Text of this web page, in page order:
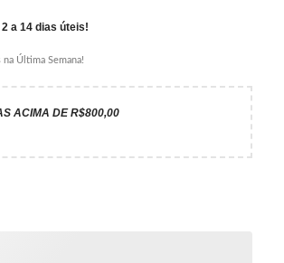
a 14 dias úteis!
Última Semana!
ACIMA DE R$800,00